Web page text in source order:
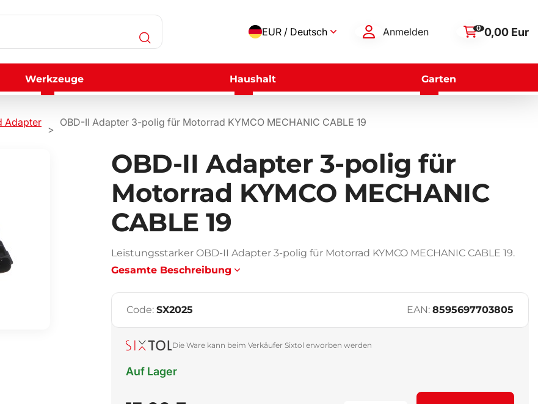
EUR / Deutsch Anmelden 0 0,00 Eur
Werkzeuge Haushalt Garten
Adapter OBD-II Adapter 3-polig für Motorrad KYMCO MECHANIC CABLE 19
OBD-II Adapter 3-polig für
Motorrad KYMCO MECHANIC
CABLE 19
Leistungsstarker OBD-II Adapter 3-polig für Motorrad KYMCO MECHANIC CABLE 19.
Gesamte Beschreibung
Code: SX2025 EAN: 8595697703805
Die Ware kann beim Verkäufer Sixtol erworben werden
Auf Lager